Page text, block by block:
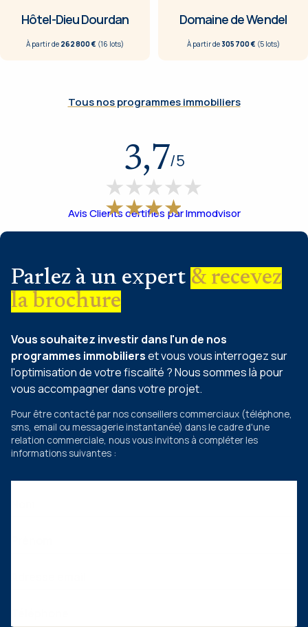
Hôtel-Dieu Dourdan
À partir de 262 800 € (16 lots)
Domaine de Wendel
À partir de305 700 € (5lots)
Tous nos programmes immobiliers
3,7/5
Avis Clients certifiés par Immodvisor
Parlez à un expert & recevez
la brochure
Vous souhaitez investir dans l'un de nos
programmes immobilierset vous vous interrogez sur
l'optimisation de votre fiscalité ? Nous sommes là pour
vous accompagner dans votre projet.
Pour être contacté par nos conseillers commerciaux (téléphone,
sms, email ou messagerie instantanée) dans le cadre d'une
relation commerciale, nous vous invitons à compléter les
informations suivantes :